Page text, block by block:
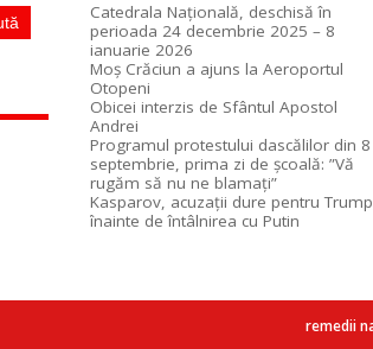
Catedrala Naţională, deschisă în
perioada 24 decembrie 2025 – 8
ianuarie 2026
Moș Crăciun a ajuns la Aeroportul
Otopeni
Obicei interzis de Sfântul Apostol
Andrei
Programul protestului dascălilor din 8
septembrie, prima zi de școală: ”Vă
rugăm să nu ne blamați”
Kasparov, acuzații dure pentru
înainte de întâlnirea cu Putin
remedii